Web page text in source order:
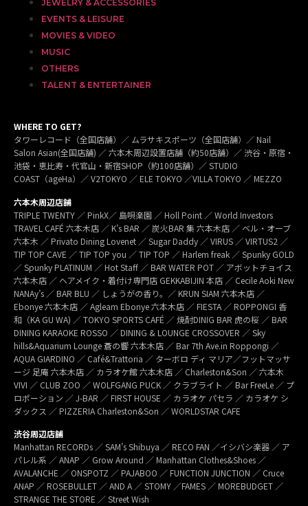
JEWELRY & ACCESSORIES
EVENTS & LEISURE
MOVIES & VIDEO
MUSIC
OTHERS
TALENT & ENTERTAINER
WHERE TO GET?
タワーレコード（全国店舗）／ ムラサキスポーツ（全国店舗）／ Nail
Salon Asian(全国店舗) ／ 六本木周辺設置店舗（約50店舗）／ 渋谷・原宿・
池袋・恵比寿・代官山・新宿SHOP（約100店舗）／ STUDIO
COAST（ageHa）／ V2TOKYO ／ ELE TOKYO ／VILLA TOKYO ／ MEZZO
六本木周辺店舗
TRIPLE TWENTY ／ PinkX／ 島唄楽園 ／ Holl Point ／ World Investors
TRAVEL CAFÉ 六本木店 ／ K’s BAR ／ 炭火BAR 集 六本木店 ／ ベル・オーブ
六本木 ／ Privato Dining Lovenet ／ Sugar Daddy ／ VIRUS ／ VIRTUS2 ／
TIP TOP CAVE ／ TIP TOP you ／ TIP TOP ／ Harlem freak ／ Spunky GOLD
／ Spunky PLATINUM ／ Hot Staff ／ BAR WATER POT ／ アボットチョイス
六本木店 ／ ヘアメイク・着付け専門店 GEKKABIJIN 本店 ／ Cecile Aoki New
NANAy’s ／ BAR BLU ／ しょうがの香り。／ KRUN SIAM 六本木店 ／
Ebonye 六本木店 ／ Agleam Ebonye 六本木店 ／ FIESTA ／ ROPPONGI 香
和（KA GU WA) ／ TOKYO SPORTS CAFÉ ／ 焼酎DINIG BAR 虎の桜 ／ BAR
DINING KARAOKE ROSSO ／ DINING & LOUNGE CROSSOVER ／ Sky
hills&Aquarium Lounge 蒼の響 六本木店 ／ Bar 7th Ave.in Roppongi ／
AQUA GIARDINO ／ Café&Trattoria ／ ターボロ ディ マリア／フットマッサ
ージ 足庵 六本木店 ／ カラオケ館 六本木店 ／ Charleston&Son ／ 六本木
VIVI ／ CLUB ZOO ／ WOLFGANG PUCK ／ クラブライト ／ Bar FreeLe ／ プ
ロポーション ／ J-BAR ／ FIRST HOUSE ／ カラオケ パセラ ／ カラオケ シ
ダックス ／ PIZZERIA Charleston&Son ／ WORLDSTAR CAFE
渋谷周辺店舗
Manhattan RECORDs ／ SAM’s Shibuya ／ RECO FAN ／イシバシ楽器 ／ ア
パレル系 ／ ANAP ／ Grow Around ／ Manhattan Clothes&Shoes ／
AVALANCHE ／ ONSPOTZ ／ PAJABOO ／ FUNCTION JUNCTION ／ Cruce
ANAP ／ ROSEBULLET ／ AND A ／ STOMY ／FAMES ／ MOREBUDGET ／
STRANGE THE STORE ／ Street Wish